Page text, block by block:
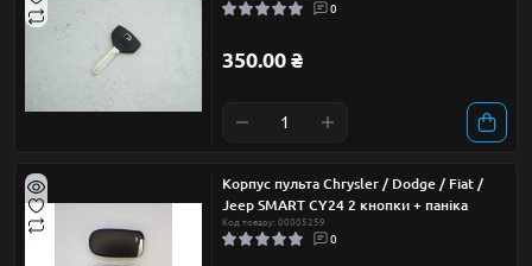
0
350.00 ₴
Корпус пульта Chrysler / Dodge / Fiat /
Jeep SMART CY24 2 кнопки + паніка
Код товару: 00005259
0